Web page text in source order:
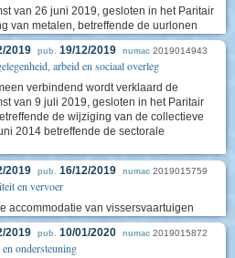
van 26 juni 2019, gesloten in het Paritair
van metalen, betreffende de uurlonen
2019 pub. 19/12/2019 numac 2019014943
arbeid en sociaal overleg
verbindend wordt verklaard de
van 9 juli 2019, gesloten in het Paritair
de wijziging van de collectieve
2014 betreffende de sectorale
2019 pub. 16/12/2019 numac 2019015759
en vervoer
accommodatie van vissersvaartuigen
2019 pub. 10/01/2020 numac 2019015872
ondersteuning